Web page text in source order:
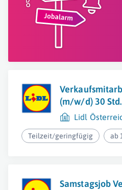
(m/w/d) 30
Lidl
Teilzeit/geringfügig ab
Samstagsjob